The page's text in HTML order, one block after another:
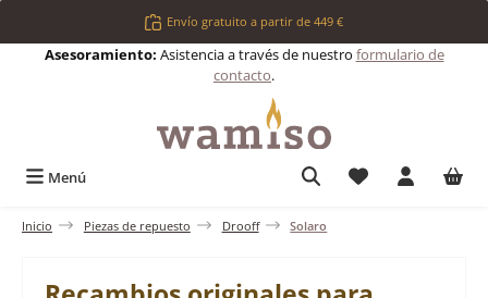
Saltar al contenido principalEnvío gratuito a partir de 449 €
Asesoramiento: Asistencia a través de nuestro formulario de
contacto.
Menú Tienes 0
Inicio Piezas de repuesto Drooff Solaro